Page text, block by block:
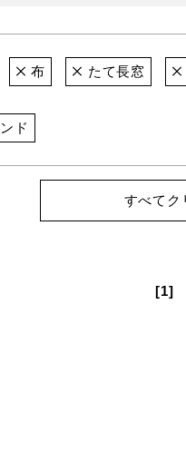
布 たて長窓
ド
すべてク
[1]